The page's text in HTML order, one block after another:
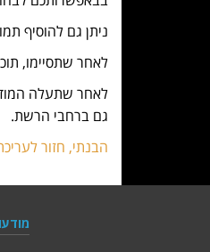
ניתן גם להוסיף
לאחר שתסיימו,
לאחר שתעלה
גם ברחבי הרשת.
הבנתי, חזור